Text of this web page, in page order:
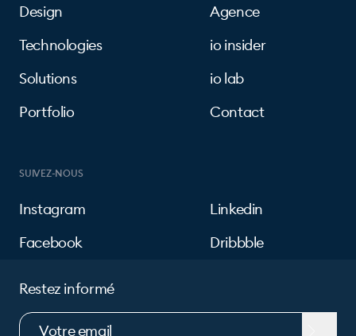
Design
Technologies
Solutions
Portfolio
Agence
io insider
io lab
Contact
SUIVEZ-NOUS
Instagram
Facebook
Linkedin
Dribbble
Restez informé